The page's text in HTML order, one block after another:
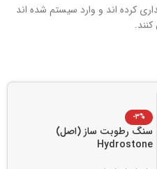
کرده اند و وارد سیستم شده اند
-3%
سنگ رطوبت ساز (اصل)
Hydrostone